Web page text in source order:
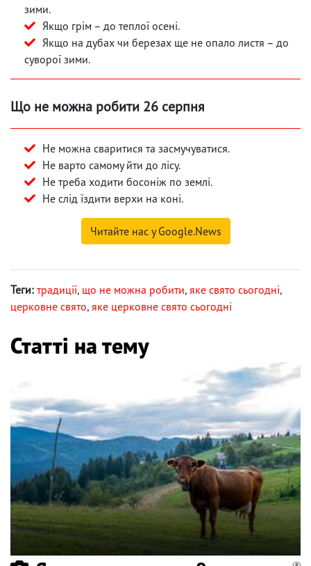
зими.
Якщо грім – до теплої осені.
Якщо на дубах чи березах ще не опало листя – до
суворої зими.
Що не можна робити 26 серпня
Не можна сваритися та засмучуватися.
Не варто самому йти до лісу.
Не треба ходити босоніж по землі.
Не слід їздити верхи на коні.
Читайте нас у Google.News
Теги: традиції, що не можна робити, яке свято сьогодні,
церковне свято, яке церковне свято сьогодні
Статті на тему